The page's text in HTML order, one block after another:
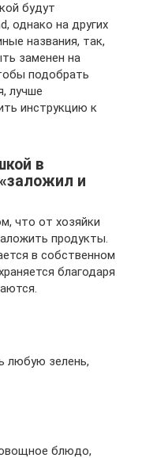
будут
однако на других
названия, так,
заменен на
подобрать
лучше
инструкцию к
в
и
что от хозяйки
продукты.
в собственном
благодаря
любую зелень,
блюдо,